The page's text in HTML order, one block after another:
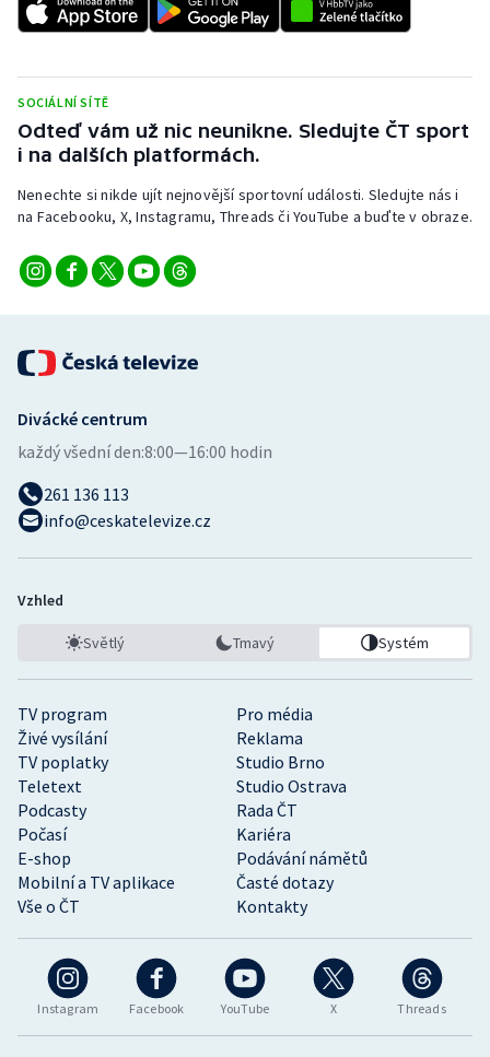
Stolní tenis
Triatlon
Veslování
Vodní slalom
Ostatní
SOCIÁLNÍ SÍTĚ
Odteď vám už nic neunikne. Sledujte ČT sport
i na dalších platformách.
Nenechte si nikde ujít nejnovější sportovní události. Sledujte nás i
na Facebooku, X, Instagramu, Threads či YouTube a buďte v obraze.
Instagram Facebook YouTube X Threads
TV program
Pro média
Živé vysílání
Reklama
TV poplatky
Studio Brno
Teletext
Studio Ostrava
Podcasty
Rada ČT
Počasí
Kariéra
E-shop
Podávání námětů
Mobilní a TV aplikace
Časté dotazy
Vše o ČT
Kontakty
Divácké centrum
každý všední den:8:00—16:00 hodin
261 136 113
info@ceskatelevize.cz
Vzhled
Světlý Tmavý Systém